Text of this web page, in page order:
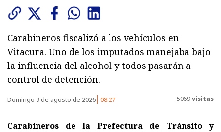
Carabineros fiscalizó a los vehículos en
Vitacura. Uno de los imputados manejaba bajo
la influencia del alcohol y todos pasarán a
control de detención.
Domingo 9 de agosto de 2026 08:27 5069visitas
Carabineros de la Prefectura de Tránsito y